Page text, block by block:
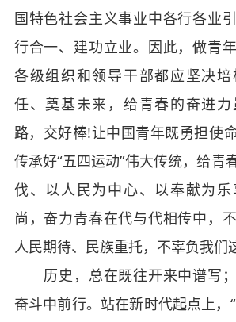
国特色社会主义事业中各行各业
行合一、建功立业。因此，做青年
各级组织和领导干部都应坚决
任、奠基未来，给青春的奋进
路，交好棒!让中国青年既勇担使
传承好“五四运动”伟大传统，给青
伐、以人民为中心、以奉献为
尚，奋力青春在代与代相传中，
人民期待、民族重托，不辜负我们
历史，总在既往开来中谱写；
奋斗中前行。站在新时代起点上，